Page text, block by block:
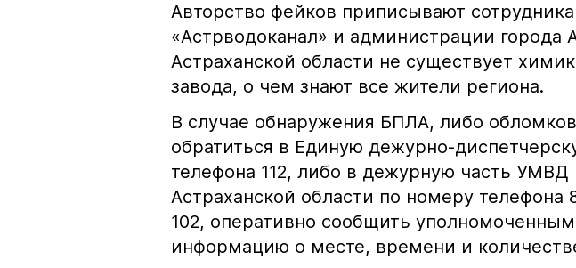
Авторство фейков приписывают
«Астрводоканал» и администрации города
Астраханской области не существует
завода, о чем знают все жители региона.
В случае обнаружения БПЛА, либо
обратиться в Единую дежурно-
телефона 112, либо в дежурную часть УМВД
Астраханской области по номеру телефона
102, оперативно сообщить
информацию о месте, времени и